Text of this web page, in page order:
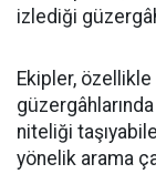
izlediği
Ekipler, özellikle
niteliği
yönelik arama